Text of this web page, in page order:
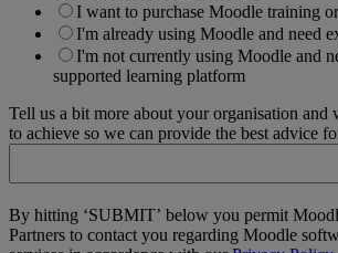
I want to purchase Moodle training
I'm already using Moodle and need
I'm not currently using Moodle and
supported learning platform
Tell us a bit more about your organisation and
to achieve so we can provide the best advice
By hitting ‘SUBMIT’ below you permit
Partners to contact you regarding Moodle